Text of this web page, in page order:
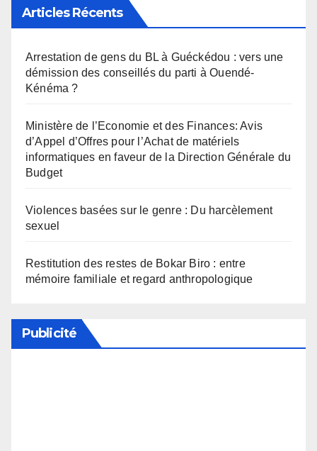
Articles Récents
Arrestation de gens du BL à Guéckédou : vers une
démission des conseillés du parti à Ouendé-
Kénéma ?
Ministère de l’Economie et des Finances: Avis
d’Appel d’Offres pour l’Achat de matériels
informatiques en faveur de la Direction Générale du
Budget
Violences basées sur le genre : Du harcèlement
sexuel
Restitution des restes de Bokar Biro : entre
mémoire familiale et regard anthropologique
Publicité